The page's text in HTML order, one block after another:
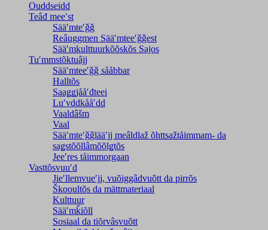
Ouddseidd
Teâđ meeʹst
Sääʹmteʹǧǧ
Reâuggmen Sääʹmteeʹǧǧest
Sääʹmkulttuurkõõskõs Sajos
Tuʹmmstõktuâjj
Sääʹmteeʹǧǧ sååbbar
Halltõs
Saaǥǥjååʹđteei
Luʹvddkååʹdd
Vaaldâšm
Vaal
Sääʹmteʹǧǧlääʹjj meâldlaž õhttsažtåimmam- da
saǥstõõllâmõõlǥtõs
Jeeʹres tåimmorgaan
Vasttõsvuuʹd
Jieʹllemvueʹjj, vuõiggâdvuõtt da pirrõs
Škooultõs da mättmateriaal
Kulttuur
Sääʹmǩiõll
Sosiaal da tiõrvâsvuõtt